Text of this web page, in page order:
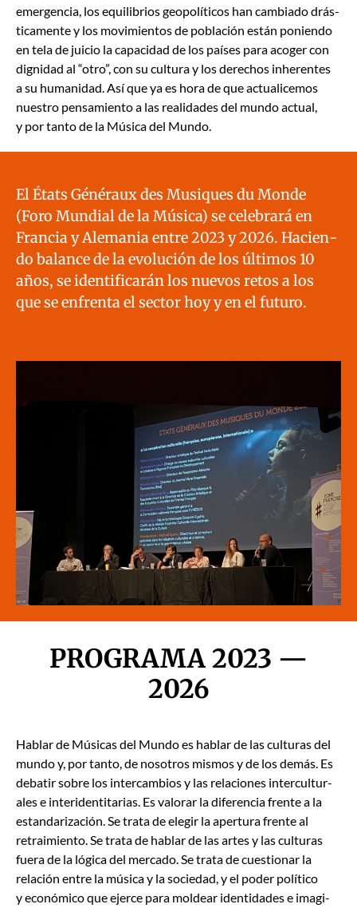
emer­gen­cia, los equi­lib­rios geopolíti­cos han cam­bi­a­do drás­
ti­ca­mente y los movimien­tos de población están ponien­do
en tela de juicio la capaci­dad de los país­es para acoger con
dig­nidad al “otro”, con su cul­tura y los dere­chos inher­entes
a su humanidad. Así que ya es hora de que actu­al­ice­mos
nue­stro pen­samien­to a las real­i­dades del mun­do actu­al,
y por tan­to de la Músi­ca del Mun­do.
El États Généraux des Musiques du Monde
(Foro Mundi­al de la Músi­ca) se cel­e­brará en
Fran­cia y Ale­ma­nia entre 2023 y 2026. Hacien­
do bal­ance de la evolu­ción de los últi­mos 10
años, se iden­ti­fi­carán los nuevos retos a los
que se enfrenta el sec­tor hoy y en el futuro.
PROGRAMA 2023 —
2026
Hablar de Músi­cas del Mun­do es hablar de las cul­turas del
mun­do y, por tan­to, de nosotros mis­mos y de los demás. Es
debatir sobre los inter­cam­bios y las rela­ciones inter­cul­tur­
ales e interi­den­ti­tarias. Es val­o­rar la difer­en­cia frente a la
estandarización. Se tra­ta de ele­gir la aper­tu­ra frente al
retraimien­to. Se tra­ta de hablar de las artes y las cul­turas
fuera de la lóg­i­ca del mer­ca­do. Se tra­ta de cues­tionar la
relación entre la músi­ca y la sociedad, y el poder políti­co
y económi­co que ejerce para mold­ear iden­ti­dades e imag­i­